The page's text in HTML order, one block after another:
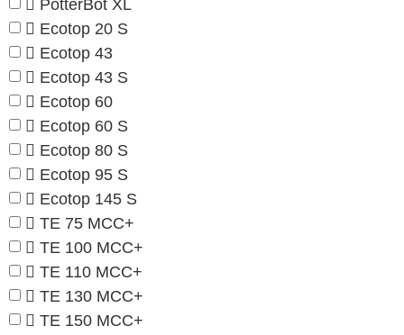
PotterBot XL
Ecotop 20 S
Ecotop 43
Ecotop 43 S
Ecotop 60
Ecotop 60 S
Ecotop 80 S
Ecotop 95 S
Ecotop 145 S
TE 75 MCC+
TE 100 MCC+
TE 110 MCC+
TE 130 MCC+
TE 150 MCC+